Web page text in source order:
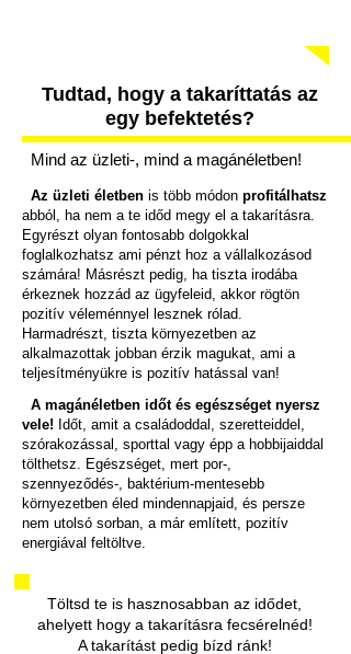
Tudtad, hogy a takaríttatás az
egy befektetés?
Mind az üzleti-, mind a magánéletben!
Az üzleti életben is több módon profitálhatsz
abból, ha nem a te időd megy el a takarításra.
Egyrészt olyan fontosabb dolgokkal
foglalkozhatsz ami pénzt hoz a vállalkozásod
számára! Másrészt pedig, ha tiszta irodába
érkeznek hozzád az ügyfeleid, akkor rögtön
pozitív véleménnyel lesznek rólad.
Harmadrészt, tiszta környezetben az
alkalmazottak jobban érzik magukat, ami a
teljesítményükre is pozitív hatással van!
A magánéletben időt és egészséget nyersz
vele! Időt, amit a családoddal, szeretteiddel,
szórakozással, sporttal vagy épp a hobbijaiddal
tölthetsz. Egészséget, mert por-,
szennyeződés-, baktérium-mentesebb
környezetben éled mindennapjaid, és persze
nem utolsó sorban, a már említett, pozitív
energiával feltöltve.
Töltsd te is hasznosabban az idődet,
ahelyett hogy a takarításra fecsérelnéd!
A takarítást pedig bízd ránk!